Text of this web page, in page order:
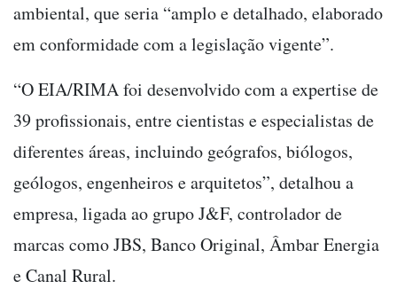
ambiental, que seria “amplo e detalhado, elaborado
em conformidade com a legislação vigente”.
“O EIA/RIMA foi desenvolvido com a expertise de
39 profissionais, entre cientistas e especialistas de
diferentes áreas, incluindo geógrafos, biólogos,
geólogos, engenheiros e arquitetos”, detalhou a
empresa, ligada ao grupo J&F, controlador de
marcas como JBS, Banco Original, Âmbar Energia
e Canal Rural.